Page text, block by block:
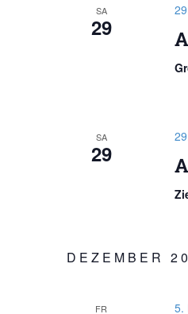
SA
29
SA
29
DEZEMBER
FR 5.